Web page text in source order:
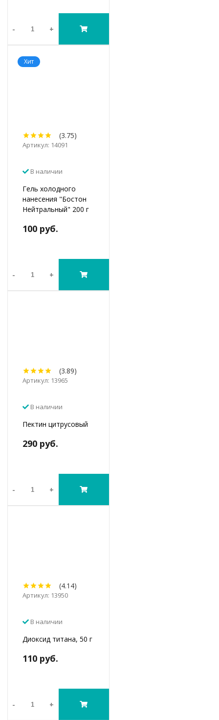
- +
Хит
(3.75)
Артикул: 14091
В наличии
Гель холодного
нанесения "Бостон
Нейтральный" 200 г
100 руб.
- +
(3.89)
Артикул: 13965
В наличии
Пектин цитрусовый
290 руб.
- +
(4.14)
Артикул: 13950
В наличии
Диоксид титана, 50 г
110 руб.
- +